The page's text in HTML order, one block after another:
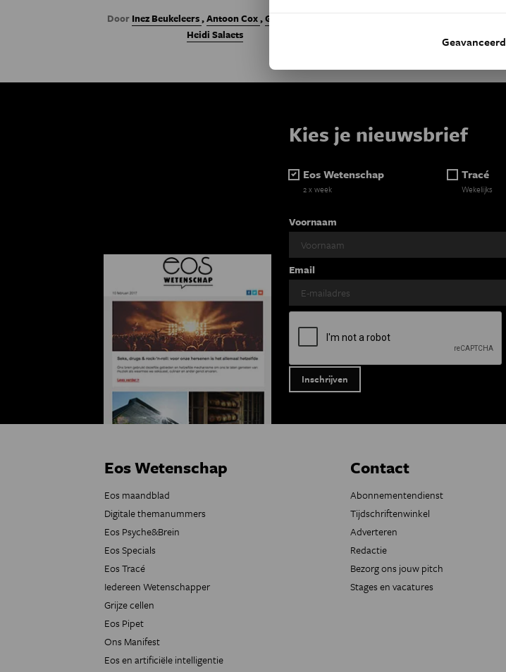
Door Inez Beukeleers,Antoon Cox,Geert Brône
Heidi Salaets
Kies je nieuwsbrief
Eos Wetenschap
2 x week
Tracé
Wekelijks
Voornaam
Email
Eos Wetenschap
Eos maandblad
Digitale themanummers
Eos Psyche&Brein
Eos Specials
Eos Tracé
Iedereen Wetenschapper
Grijze cellen
Eos Pipet
Ons Manifest
Eos en artificiële intelligentie
Contact
Abonnementendienst
Tijdschriftenwinkel
Adverteren
Redactie
Bezorg ons jouw pitch
Stages en vacatures
Geavanceerd